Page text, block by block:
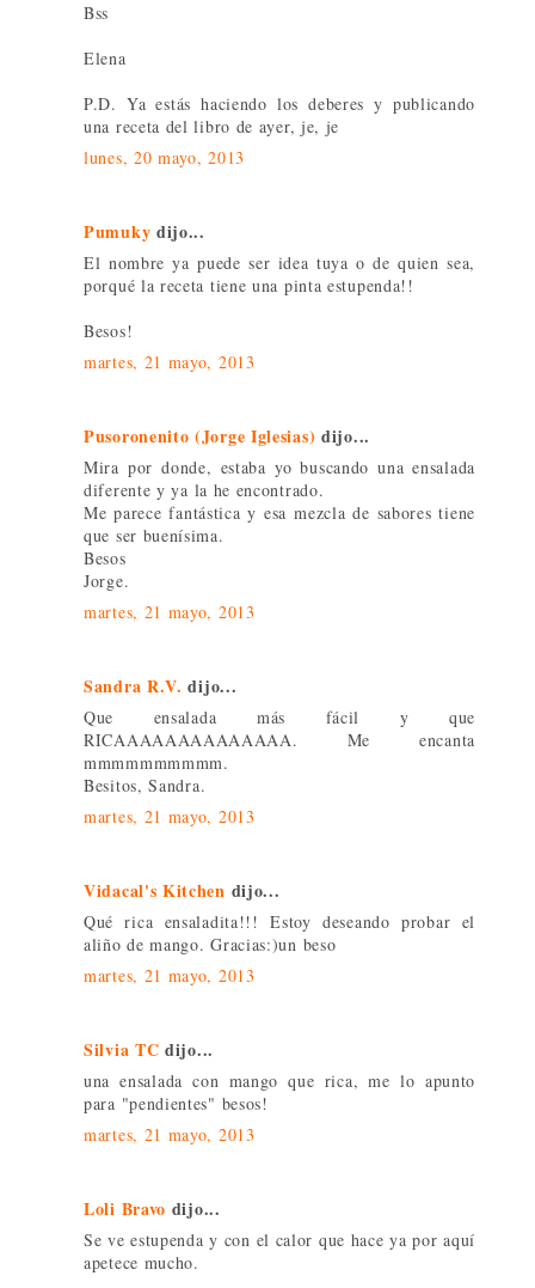
Bss
Elena
P.D. Ya estás haciendo los deberes y publicando
una receta del libro de ayer, je, je
lunes, 20 mayo, 2013
Pumuky dijo...
El nombre ya puede ser idea tuya o de quien sea,
porqué la receta tiene una pinta estupenda!!
Besos!
martes, 21 mayo, 2013
Pusoronenito (Jorge Iglesias) dijo...
Mira por donde, estaba yo buscando una ensalada
diferente y ya la he encontrado.
Me parece fantástica y esa mezcla de sabores tiene
que ser buenísima.
Besos
Jorge.
martes, 21 mayo, 2013
Sandra R.V. dijo...
Que ensalada más fácil y que
RICAAAAAAAAAAAAAA. Me encanta
mmmmmmmmmm.
Besitos, Sandra.
martes, 21 mayo, 2013
Vidacal's Kitchen dijo...
Qué rica ensaladita!!! Estoy deseando probar el
aliño de mango. Gracias:)un beso
martes, 21 mayo, 2013
Silvia TC dijo...
una ensalada con mango que rica, me lo apunto
para "pendientes" besos!
martes, 21 mayo, 2013
Loli Bravo dijo...
Se ve estupenda y con el calor que hace ya por aquí
apetece mucho.